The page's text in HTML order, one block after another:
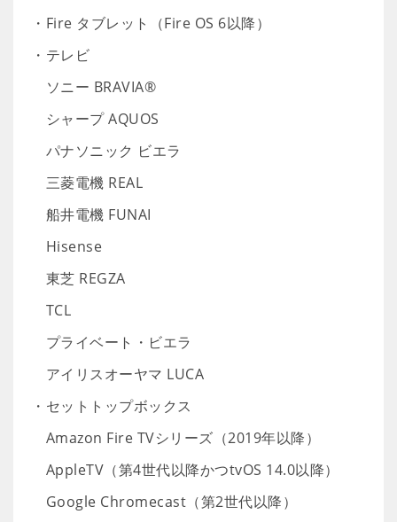
・Fire タブレット（Fire OS 6以降）
・テレビ
ソニー BRAVIA®
シャープ AQUOS
パナソニック ビエラ
三菱電機 REAL
船井電機 FUNAI
Hisense
東芝 REGZA
TCL
プライベート・ビエラ
アイリスオーヤマ LUCA
・セットトップボックス
Amazon Fire TVシリーズ（2019年以降）
AppleTV（第4世代以降かつtvOS 14.0以降）
Google Chromecast（第2世代以降）